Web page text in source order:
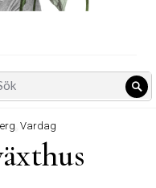
Vardag